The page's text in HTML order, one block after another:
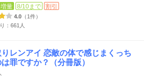
量
8/10まで 割引
4.0 （1件）
：661人
レンアイ 恋敵の体で感じまくっち
罪ですか？（分冊版）